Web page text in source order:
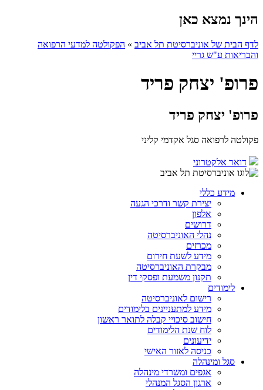
הינך נמצא כאן
לדף הבית של אוניברסיטת תל אביב » הפקולטה למדעי הרפואה
והבריאות ע"ש גריי
פרופ' יצחק פריד
פרופ' יצחק פריד
פקולטה לרפואה סגל אקדמי קליני
דואר אלקטרוני
מידע כללי
יצירת קשר ודרכי הגעה
אלפון
דרושים
נהלי האוניברסיטה
מכרזים
מידע לשעת חירום
מבקרת האוניברסיטה
תקנון משמעת ופסקי דין
לימודים
רישום לאוניברסיטה
מידע למתעניינים בלימודים
חישוב סיכויי קבלה לתואר ראשון
לוח שנת הלימודים
ידיעונים
כניסה לאזור האישי
סגל ומינהלה
אגפים ומשרדי מינהלה
ארגון הסגל המנהלי